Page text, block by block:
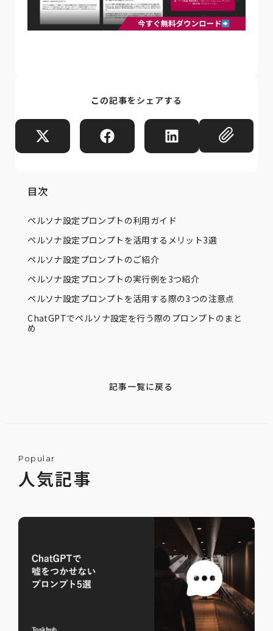
この記事をシェアする
目次
ペルソナ設定プロンプトの利用ガイド
ペルソナ設定プロンプトを活用するメリット3選
ペルソナ設定プロンプトのご紹介
ペルソナ設定プロンプトの実行例を3つ紹介
ペルソナ設定プロンプトを活用する際の3つの注意点
ChatGPTでペルソナ設定を行う際のプロンプトのまと
め
記事一覧に戻る
Popular
人気記事